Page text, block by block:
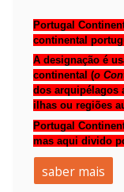
Portugal
continental
A designação é
continental (o
dos arquipélagos
ilhas ou regiões
Portugal
mas aqui divido
saber mais